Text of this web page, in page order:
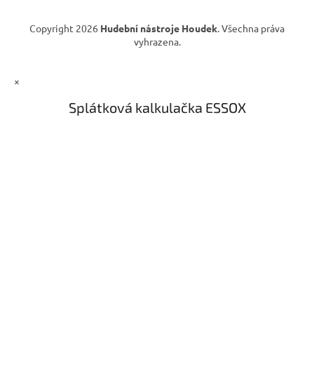
Copyright 2026 Hudební nástroje Houdek. Všechna práva
vyhrazena.
×
Splátková kalkulačka ESSOX